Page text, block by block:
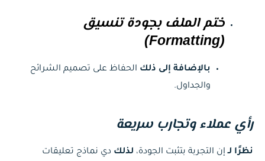
ختم الملف بجودة تنسيق
(Formatting)
بالإضافة إلى ذلك الحفاظ على تصميم الشرائح
والجداول.
رأي عملاء وتجارب سريعة
نظرًا لـإن التجربة بتثبت الجودة، لذلك دي نماذج تعليقات